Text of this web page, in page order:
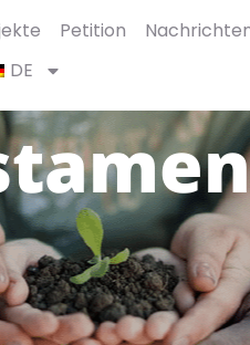
Petition
DE